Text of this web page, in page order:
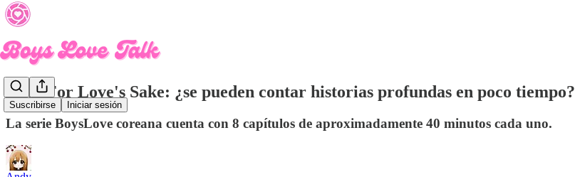
Suscribirse Iniciar sesión
Love For Love's Sake: ¿se pueden contar historias profundas en poco tiempo?
La serie BoysLove coreana cuenta con 8 capítulos de aproximadamente 40 minutos cada uno.